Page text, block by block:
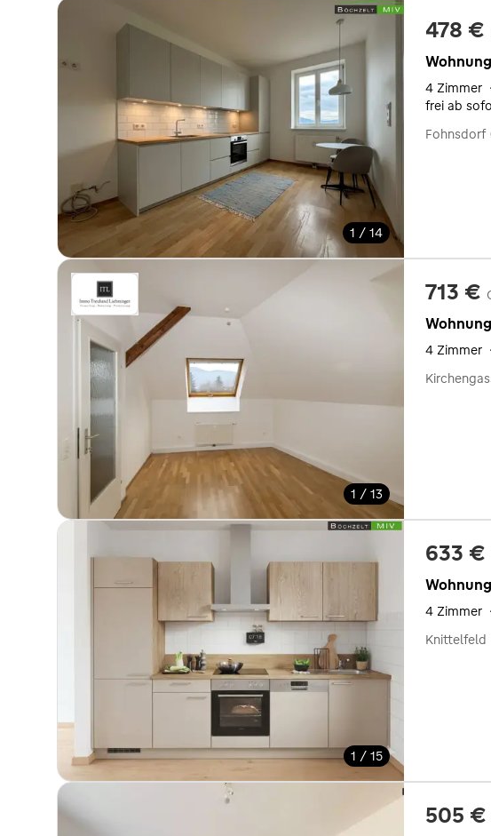
1 / 14
478 €
4 Zimmer ·
frei ab
Fohnsdorf
1 / 13
713 €
4 Zimmer ·
1 / 15
633 €
4 Zimmer ·
Knittelfeld
505 €